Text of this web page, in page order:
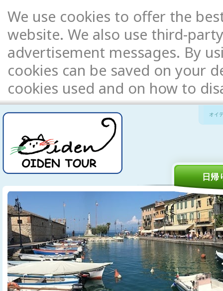
We use cookies to offer the
website. We also use third-
advertisement messages. By
cookies can be saved on your
cookies used and on how to
オイ
日帰